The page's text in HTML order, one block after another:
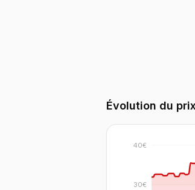
Évolution du prix
30€
40€